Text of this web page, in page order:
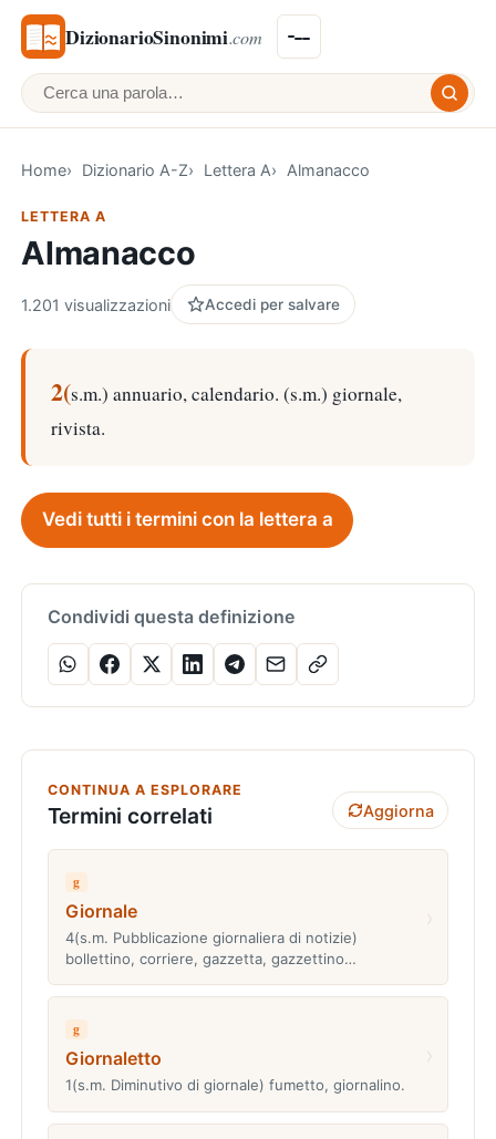
DizionarioSinonimi.com
Cerca una parola
Home Dizionario A-Z Lettera A Almanacco
LETTERA A
Almanacco
1.201 visualizzazioni Accedi per salvare
2(s.m.) annuario, calendario. (s.m.) giornale,
rivista.
Vedi tutti i termini con la lettera a
Condividi questa definizione
CONTINUA A ESPLORARE
Termini correlati Aggiorna
g
Giornale
4(s.m. Pubblicazione giornaliera di notizie)
bollettino, corriere, gazzetta, gazzettino…
g
Giornaletto
1(s.m. Diminutivo di giornale) fumetto, giornalino.